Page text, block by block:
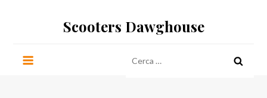
Scooters Dawghouse
per: